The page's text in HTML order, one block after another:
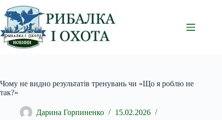
Перейти
до
вмісту
Чому не видно результатів тренувань чи «Що я роблю не
так?»
Дарина Горпиненко
15.02.2026